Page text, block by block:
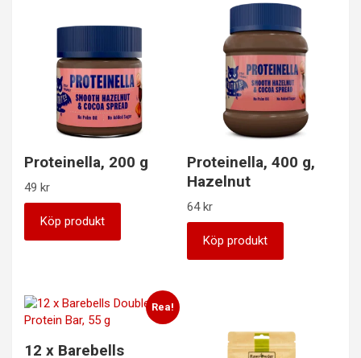
Proteinella, 200 g
49 kr
Köp produkt
Proteinella, 400 g,
Hazelnut
64kr
Köp produkt
Rea!
12 x Barebells